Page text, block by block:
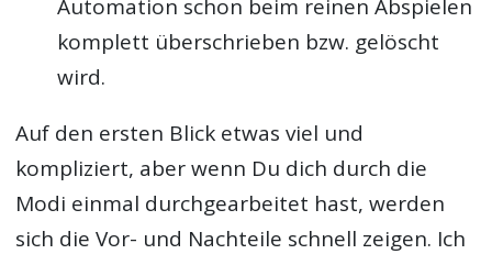
Automation schon beim reinen Abspielen
komplett überschrieben bzw. gelöscht
wird.
Auf den ersten Blick etwas viel und
kompliziert, aber wenn Du dich durch die
Modi einmal durchgearbeitet hast, werden
sich die Vor- und Nachteile schnell zeigen. Ich